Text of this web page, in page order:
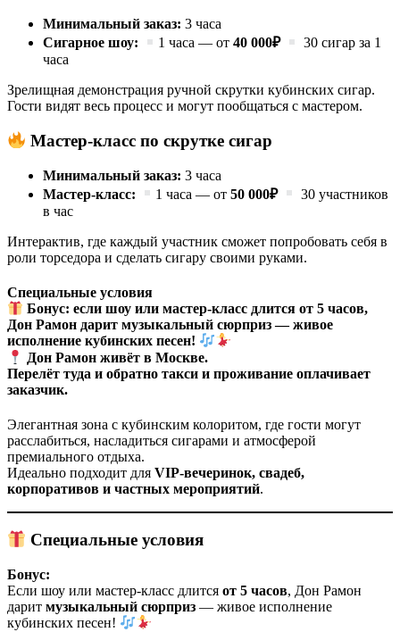
Минимальный заказ: 3 часа
Сигарное шоу:
1 часа — от40 000₽
30 сигар за 1
часа
Зрелищная демонстрация ручной скрутки кубинских сигар.
Гости видят весь процесс и могут пообщаться с мастером.
Мастер-класс по скрутке сигар
Минимальный заказ: 3 часа
Мастер-класс:
1 часа — от50 000₽
30 участников
в час
Интерактив, где каждый участник сможет попробовать себя в
роли торседора и сделать сигару своими руками.
Специальные условия
Бонус: если шоу или мастер-класс длится от 5 часов,
Дон Рамон дарит музыкальный сюрприз — живое
исполнение кубинских песен!
Дон Рамон живёт в Москве.
Перелёт туда и обратно такси и проживание оплачивает
заказчик.
Элегантная зона с кубинским колоритом, где гости могут
расслабиться, насладиться сигарами и атмосферой
премиального отдыха.
Идеально подходит для VIP-вечеринок, свадеб,
корпоративов и частных мероприятий.
Специальные условия
Бонус:
Если шоу или мастер-класс длится от 5 часов, Дон Рамон
дарит музыкальный сюрприз — живое исполнение
кубинских песен!